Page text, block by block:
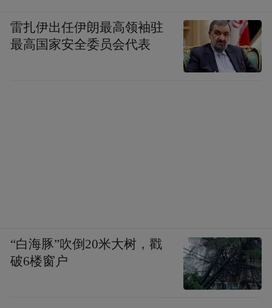
雷扎伊出任伊朗最高领袖驻
最高国家安全委员会代表
“白海豚”吹倒20米大树，戳
破6楼窗户